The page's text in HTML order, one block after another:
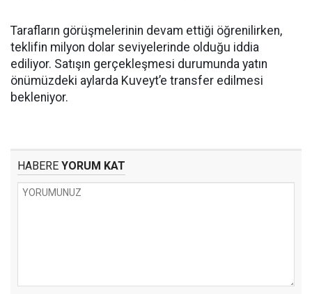
Tarafların görüşmelerinin devam ettiği öğrenilirken,
teklifin milyon dolar seviyelerinde olduğu iddia
ediliyor. Satışın gerçekleşmesi durumunda yatın
önümüzdeki aylarda Kuveyt’e transfer edilmesi
bekleniyor.
HABERE YORUM KAT